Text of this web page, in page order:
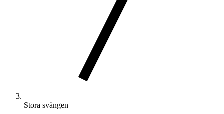
Stora svängen